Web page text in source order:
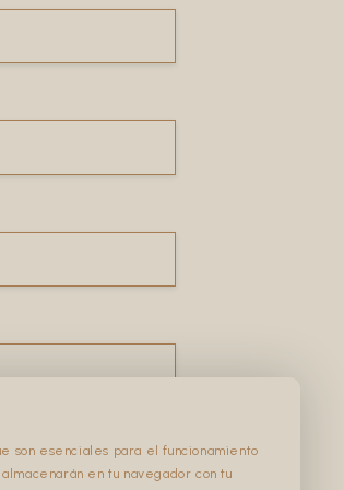
son esenciales para el funcionamiento
en tu navegador con tu